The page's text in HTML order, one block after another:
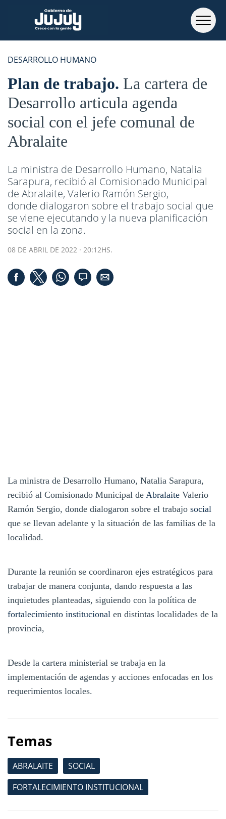
DESARROLLO HUMANO
Plan de trabajo La cartera de
Desarrollo articula agenda
social con el jefe comunal de
Abralaite
La ministra de Desarrollo Humano, Natalia
Sarapura, recibió al Comisionado Municipal
de Abralaite, Valerio Ramón Sergio,
donde dialogaron sobre el trabajo social que
se viene ejecutando y la nueva planificación
social en la zona.
08 DE ABRIL DE 2022 · 20:12HS.
La ministra de Desarrollo Humano, Natalia Sarapura,
recibió al Comisionado Municipal de Abralaite Valerio
Ramón Sergio, donde dialogaron sobre el trabajo social
que se llevan adelante y la situación de las familias de la
localidad.
Durante la reunión se coordinaron ejes estratégicos para
trabajar de manera conjunta, dando respuesta a las
inquietudes planteadas, siguiendo con la política de
fortalecimiento institucional en distintas localidades de la
provincia,
Desde la cartera ministerial se trabaja en la
implementación de agendas y acciones enfocadas en los
requerimientos locales.
Temas
ABRALAITE
SOCIAL
FORTALECIMIENTO INSTITUCIONAL